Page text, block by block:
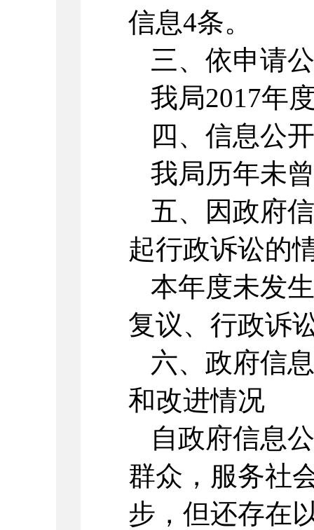
信息4条。
三、依申请
我局2017年
四、信息公
我局历年未
五、因政府
起行政诉讼的
本年度未发
复议、行政诉
六、政府信
和改进情况
自政府信息
群众，服务社
步，但还存在